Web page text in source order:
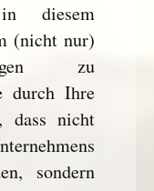
diesem
(nicht nur)
zu
durch Ihre
dass nicht
sondern